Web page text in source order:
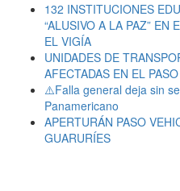
132 INSTITUCIONES
“ALUSIVO A LA PAZ” EN
EL VIGÍA
UNIDADES DE
AFECTADAS EN EL
⚠️Falla general deja sin
Panamericano
APERTURÁN PASO
GUARURÍES